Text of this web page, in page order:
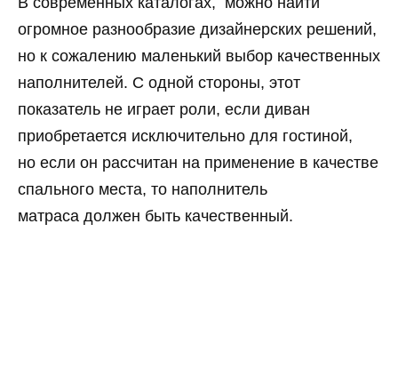
огромное разнообразие дизайнерских решений,
но к сожалению маленький выбор качественных
наполнителей. С одной стороны, этот
показатель не играет роли, если диван
приобретается исключительно для гостиной,
но если он рассчитан на применение в качестве
спального места, то наполнитель
матраса должен быть качественный.